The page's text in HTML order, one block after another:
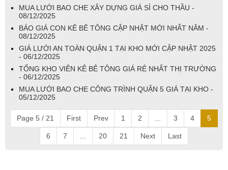
MUA LƯỚI BAO CHE XÂY DỰNG GIÁ SỈ CHO THẦU -
08/12/2025
BÁO GIÁ CON KÊ BÊ TÔNG CẬP NHẬT MỚI NHẤT NĂM -
08/12/2025
GIÁ LƯỚI AN TOÀN QUẬN 1 TẠI KHO MỚI CẬP NHẬT 2025
- 06/12/2025
TỔNG KHO VIÊN KÊ BÊ TÔNG GIÁ RẺ NHẤT THỊ TRƯỜNG
- 06/12/2025
MUA LƯỚI BAO CHE CÔNG TRÌNH QUẬN 5 GIÁ TẠI KHO -
05/12/2025
Page 5 / 21 First Prev 1 2 3 4 5
6 7 20 21 Next Last